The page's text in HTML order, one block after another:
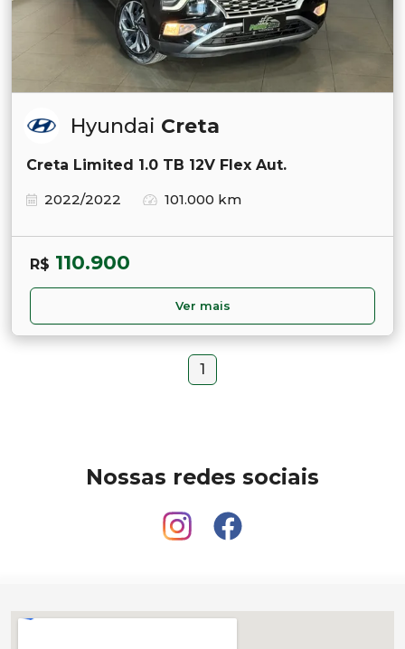
Hyundai Creta
Creta Limited 1.0 TB 12V Flex Aut.
2022/2022
101.000 km
R$ 110.900
Ver mais
1
Nossas redes sociais